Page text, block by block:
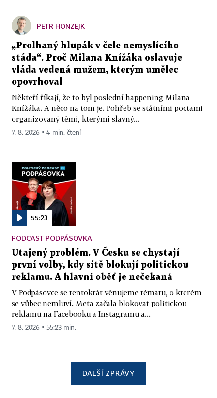
PETR HONZEJK
„Prolhaný hlupák v čele nemyslícího
stáda“. Proč Milana Knížáka oslavuje
vláda vedená mužem, kterým umělec
opovrhoval
Někteří říkají, že to byl poslední happening Milana
Knížáka. A něco na tom je. Pohřeb se státními poctami
organizovaný těmi, kterými slavný...
7. 8. 2026 ▪ 4 min. čtení
55:23
PODCAST PODPÁSOVKA
Utajený problém. V Česku se chystají
první volby, kdy sítě blokují politickou
reklamu. A hlavní oběť je nečekaná
V Podpásovce se tentokrát věnujeme tématu, o kterém
se vůbec nemluví. Meta začala blokovat politickou
reklamu na Facebooku a Instagramu a...
7. 8. 2026 ▪ 55:23 min.
DALŠÍ ZPRÁVY